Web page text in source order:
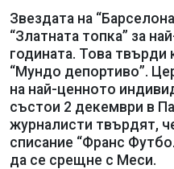
Звездата на
“Златната топка” за
годината. Това твърди
“Мундо депортиво”.
на най-ценното
състои 2 декември в
журналисти твърдят,
списание “Франс
да се срещне с Меси.